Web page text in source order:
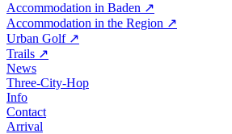
Accommodation in Baden ↗
Accommodation in the Region ↗
Urban Golf ↗
Trails ↗
News
Three-City-Hop
Info
Contact
Arrival